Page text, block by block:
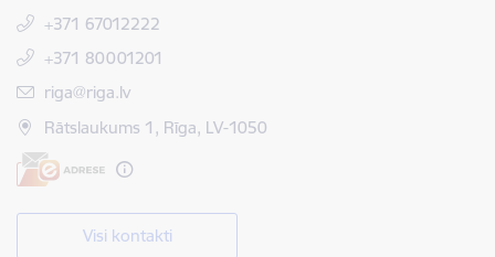
+371 67012222
+371 80001201
E-pasts:
riga@riga.lv
Rātslaukums 1, Rīga, LV-1050
Visi kontakti